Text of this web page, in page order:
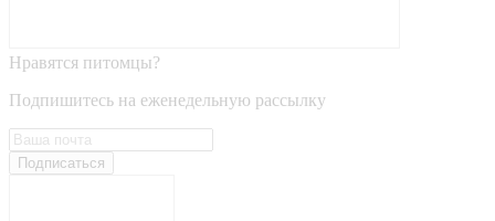
Нравятся питомцы?
Подпишитесь на еженедельную рассылку
Подписаться